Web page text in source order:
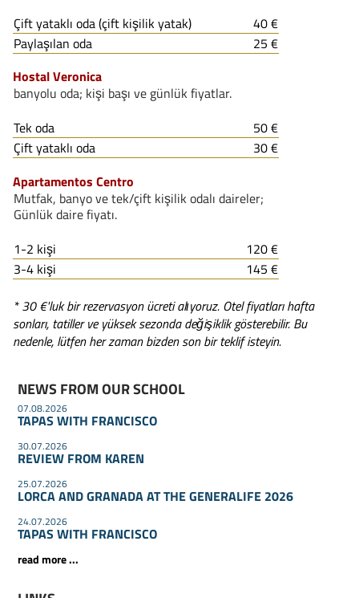
Çift yataklı oda (çift kişilik yatak)
40 €
Paylaşılan oda
25 €
Hostal Veronica
banyolu oda; kişi başı ve günlük fiyatlar.
Tek oda
50 €
Çift yataklı oda
30 €
Apartamentos Centro
Mutfak, banyo ve tek/çift kişilik odalı daireler;
Günlük daire fiyatı.
1-2 kişi
120 €
3-4 kişi
145 €
* 30 €'luk bir rezervasyon ücreti alιyoruz. Otel fiyatları hafta
sonları, tatiller ve yüksek sezonda değişiklik gösterebilir. Bu
nedenle, lütfen her zaman bizden son bir teklif isteyin.
NEWS FROM OUR SCHOOL
07.08.2026
TAPAS WITH FRANCISCO
30.07.2026
REVIEW FROM KAREN
25.07.2026
LORCA AND GRANADA AT THE GENERALIFE 2026
24.07.2026
TAPAS WITH FRANCISCO
read more ...